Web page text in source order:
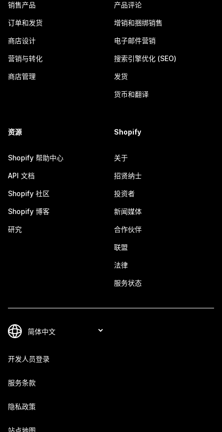
销售产品
订单和发货
商店设计
营销与转化
商店管理
产品评论
增销和捆绑销售
电子邮件营销
搜索引擎优化 (SEO)
发货
货币和翻译
资源
Shopify 帮助中心
API 文档
Shopify 社区
Shopify 博客
研究
Shopify
关于
招贤纳士
投资者
新闻媒体
合作伙伴
联盟
法律
服务状态
开发人员登录
服务条款
隐私政策
站点地图